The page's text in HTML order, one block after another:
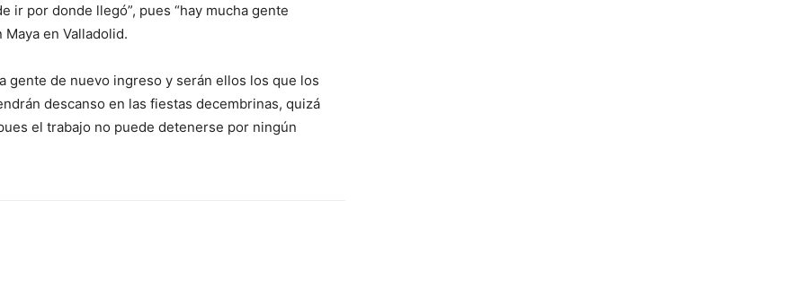
ir por donde llegó”, pues “hay mucha gente
en Valladolid.
de nuevo ingreso y serán ellos los que los
descanso en las fiestas decembrinas, quizá
el trabajo no puede detenerse por ningún